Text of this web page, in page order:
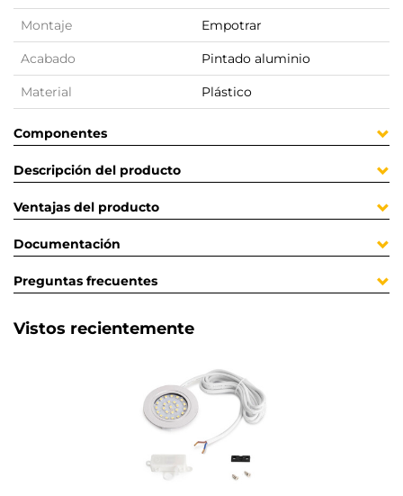
Montaje Empotrar
Acabado Pintado aluminio
Material Plástico
Componentes
Descripción del producto
Ventajas del producto
Documentación
Preguntas frecuentes
Vistos recientemente